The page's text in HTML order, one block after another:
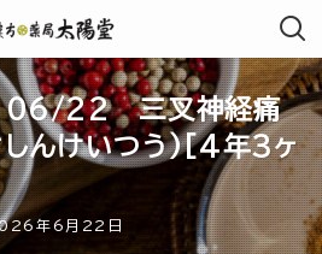
22 三叉神経痛
んけいつう)[4年3ヶ
年6月22日